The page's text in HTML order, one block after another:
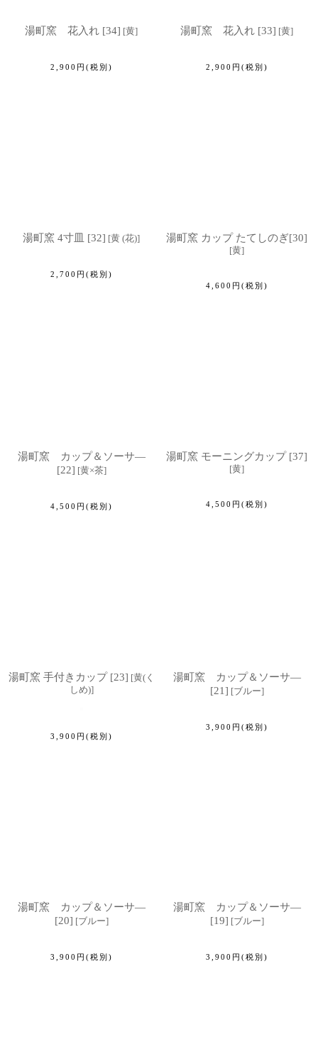
湯町窯 花入れ [34] [黄]
2,900 円 (税別)
湯町窯 花入れ [33] [黄]
2,900 円 (税別)
湯町窯 4寸皿 [32] [黄 (花)]
2,700 円 (税別)
湯町窯 カップ たてしのぎ[30]
[黄]
4,600 円 (税別)
湯町窯 カップ＆ソーサ―
[22] [黄×茶]
4,500 円 (税別)
湯町窯 モーニングカップ [37]
[黄]
4,500 円 (税別)
湯町窯 手付きカップ [23] [黄(く
しめ)]
3,900 円 (税別)
湯町窯 カップ＆ソーサ―
[21] [ブルー]
3,900 円 (税別)
湯町窯 カップ＆ソーサ―
[20] [ブルー]
3,900 円 (税別)
湯町窯 カップ＆ソーサ―
[19] [ブルー]
3,900 円 (税別)